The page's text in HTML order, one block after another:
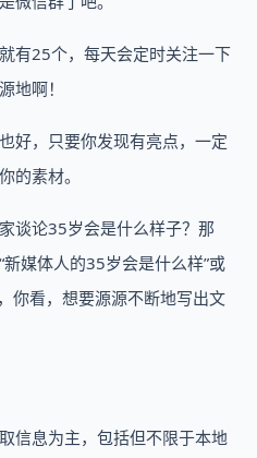
有25个，每天会定时关注一下
地啊！
好，只要你发现有亮点，一定
的素材。
谈论35岁会是什么样子？那
媒体人的35岁会是什么样”或
你看，想要源源不断地写出文
信息为主，包括但不限于本地